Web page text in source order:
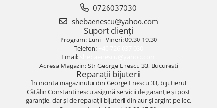
0726037030
shebaenescu@yahoo.com
Suport clienți
Program: Luni - Vineri: 09.30-19.30
Telefon:
Email:
Adresa Magazin: Str George Enescu 33, Bucuresti
Reparații bijuterii
În incinta magazinului din George Enescu 33, bijutierul
Cătălin Constantinescu asigură servicii de garanție și post
garanție, dar și de reparații bijuterii din aur și argint pe loc.